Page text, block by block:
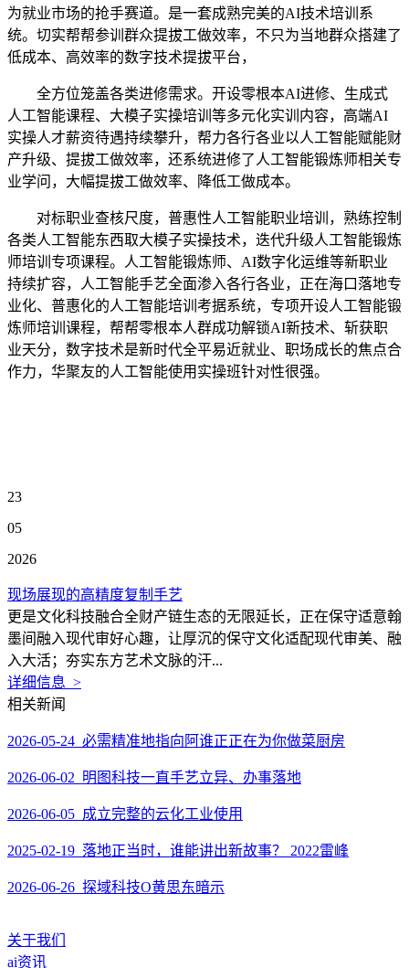
为就业市场的抢手赛道。是一套成熟完美的AI技术培训系
统。切实帮帮参训群众提拔工做效率，不只为当地群众搭建了
低成本、高效率的数字技术提拔平台，
全方位笼盖各类进修需求。开设零根本AI进修、生成式
人工智能课程、大模子实操培训等多元化实训内容，高端AI
实操人才薪资待遇持续攀升，帮力各行各业以人工智能赋能财
产升级、提拔工做效率，还系统进修了人工智能锻炼师相关专
业学问，大幅提拔工做效率、降低工做成本。
对标职业查核尺度，普惠性人工智能职业培训，熟练控制
各类人工智能东西取大模子实操技术，迭代升级人工智能锻炼
师培训专项课程。人工智能锻炼师、AI数字化运维等新职业
持续扩容，人工智能手艺全面渗入各行各业，正在海口落地专
业化、普惠化的人工智能培训考据系统，专项开设人工智能锻
炼师培训课程，帮帮零根本人群成功解锁AI新技术、斩获职
业天分，数字技术是新时代全平易近就业、职场成长的焦点合
作力，华聚友的人工智能使用实操班针对性很强。
23
05
2026
现场展现的高精度复制手艺
更是文化科技融合全财产链生态的无限延长，正在保守适意翰
墨间融入现代审好心趣，让厚沉的保守文化适配现代审美、融
入大活；夯实东方艺术文脉的汗...
详细信息 >
相关新闻
2026-05-24 必需精准地指向阿谁正正在为你做菜厨房
2026-06-02 明图科技一直手艺立异、办事落地
2026-06-05 成立完整的云化工业使用
2025-02-19 落地正当时，谁能讲出新故事？ 2022雷峰
2026-06-26 探域科技O黄思东暗示
关于我们
ai资讯